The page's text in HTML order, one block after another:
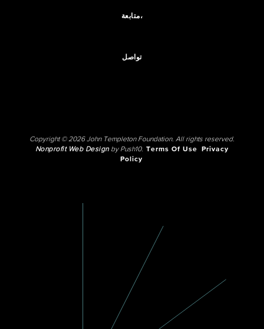
متابعة،
تواصل
Copyright © 2026 John Templeton Foundation. All rights reserved.
Nonprofit Web Designby Push10. Terms Of Use
Privacy
Policy